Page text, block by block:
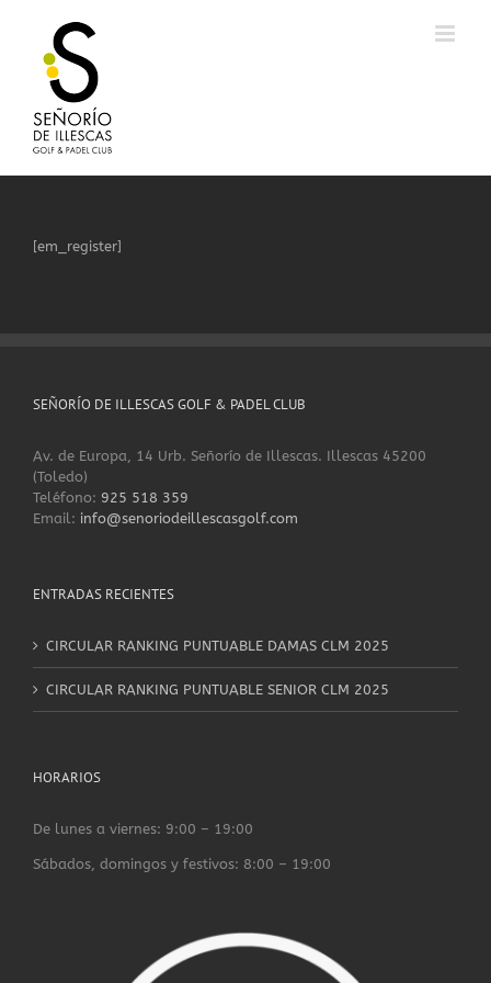
contenido
[em_register]
SEÑORÍO DE ILLESCAS GOLF & PADEL CLUB
Av. de Europa, 14 Urb. Señorío de Illescas. Illescas 45200
(Toledo)
Teléfono: 925 518 359
Email: info@senoriodeillescasgolf.com
ENTRADAS RECIENTES
CIRCULAR RANKING PUNTUABLE DAMAS CLM 2025
CIRCULAR RANKING PUNTUABLE SENIOR CLM 2025
HORARIOS
De lunes a viernes: 9:00 – 19:00
Sábados, domingos y festivos: 8:00 – 19:00